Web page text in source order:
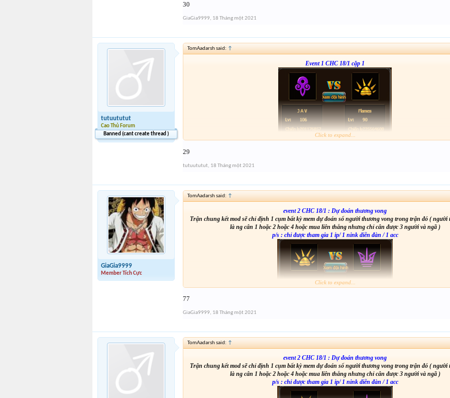
30
GiaGia9999, 18 Tháng một 2021
tutuututut
Cao Thủ Forum
Banned (cant create thread )
TomAadarsh said: ↑
Event 1 CHC 18/1 cặp 1
Click to expand...
29
tutuututut, 18 Tháng một 2021
GiaGia9999
Member Tích Cực
TomAadarsh said: ↑
event 2 CHC 18/1 : Dự đoán thương vong
Trận chung kết mod sẽ chỉ định 1 cụm bất kỳ mem dự đoán số người thương vong trong trận đó ( người
là ng cân 1 hoặc 2 hoặc 4 hoặc mua liên thắng nhưng chỉ cân được 3 người và ngã )
p/s : chỉ được tham gia 1 ip/ 1 nink diễn đàn / 1 acc
Click to expand...
77
GiaGia9999, 18 Tháng một 2021
TomAadarsh said: ↑
event 2 CHC 18/1 : Dự đoán thương vong
Trận chung kết mod sẽ chỉ định 1 cụm bất kỳ mem dự đoán số người thương vong trong trận đó ( người
là ng cân 1 hoặc 2 hoặc 4 hoặc mua liên thắng nhưng chỉ cân được 3 người và ngã )
p/s : chỉ được tham gia 1 ip/ 1 nink diễn đàn / 1 acc